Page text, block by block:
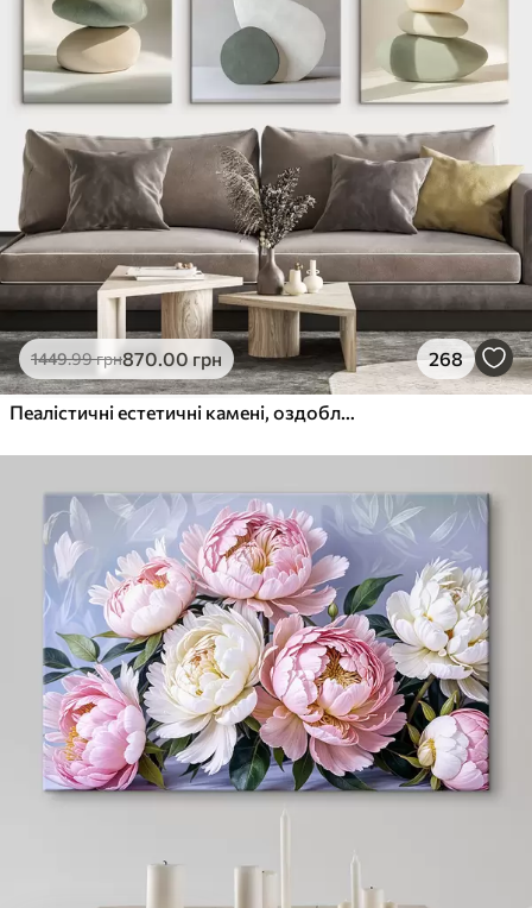
1449.99грн870.00 грн 268
Пеалістичні естетичні камені, оздоблення будинку, природне освітлення